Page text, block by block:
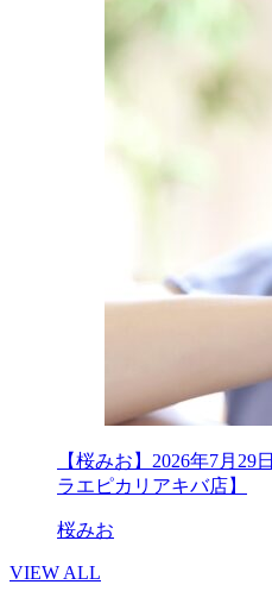
【桜みお】2026年7月
ラエピカリアキバ店】
桜みお
VIEW ALL